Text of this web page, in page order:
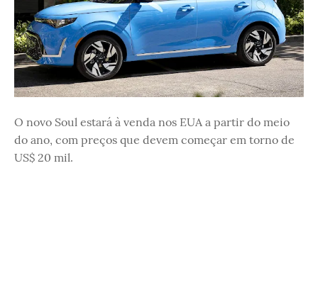
O novo Soul estará à venda nos EUA a partir do meio
do ano, com preços que devem começar em torno de
US$ 20 mil.